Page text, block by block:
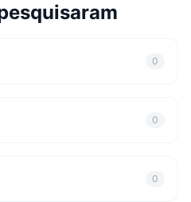
0
0
0